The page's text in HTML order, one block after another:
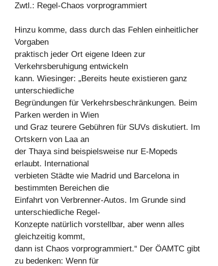
Zwtl.: Regel-Chaos vorprogrammiert
Hinzu komme, dass durch das Fehlen einheitlicher
Vorgaben
praktisch jeder Ort eigene Ideen zur
Verkehrsberuhigung entwickeln
kann. Wiesinger: „Bereits heute existieren ganz
unterschiedliche
Begründungen für Verkehrsbeschränkungen. Beim
Parken werden in Wien
und Graz teurere Gebühren für SUVs diskutiert. Im
Ortskern von Laa an
der Thaya sind beispielsweise nur E-Mopeds
erlaubt. International
verbieten Städte wie Madrid und Barcelona in
bestimmten Bereichen die
Einfahrt von Verbrenner-Autos. Im Grunde sind
unterschiedliche Regel-
Konzepte natürlich vorstellbar, aber wenn alles
gleichzeitig kommt,
dann ist Chaos vorprogrammiert.“ Der ÖAMTC gibt
zu bedenken: Wenn für